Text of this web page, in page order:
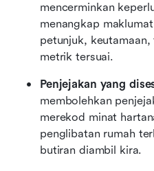
mencerminkan
menangkap
petunjuk,
metrik tersuai.
Penjejakan yang
membolehkan
merekod minat
penglibatan rumah
butiran diambil kira.